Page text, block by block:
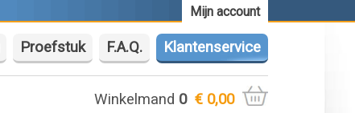
Mijn account
Proefstuk F.A.Q. Klantenservice
Winkelmand 0 € 0,00